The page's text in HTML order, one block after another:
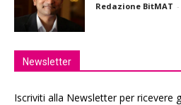
Redazione BitMAT -
Newsletter
Iscriviti alla Newsletter per ricevere